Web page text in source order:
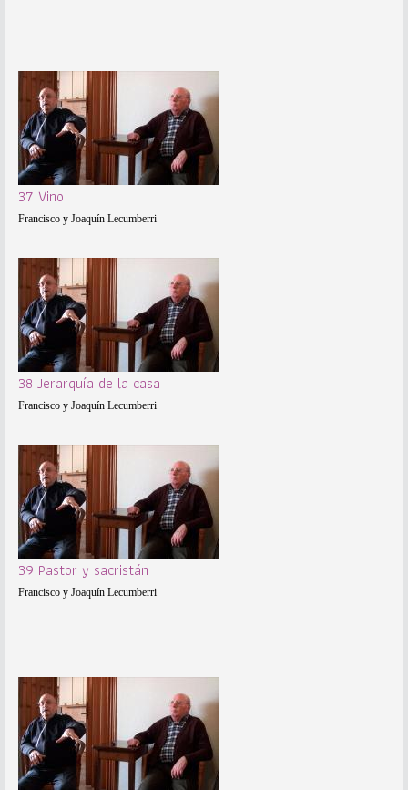
37 Vino
Francisco y Joaquín Lecumberri
38 Jerarquía de la casa
Francisco y Joaquín Lecumberri
39 Pastor y sacristán
Francisco y Joaquín Lecumberri